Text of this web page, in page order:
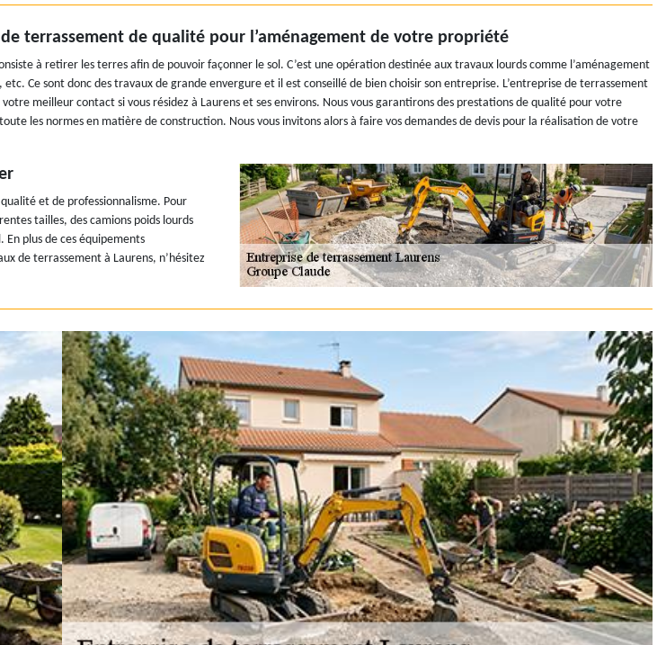
terrassement de qualité pour l’aménagement de votre propriété
à retirer les terres afin de pouvoir façonner le sol. C’est une opération destinée aux travaux lourds comme l’aménagement
etc. Ce sont donc des travaux de grande envergure et il est conseillé de bien choisir son entreprise. L’entreprise de terrassement
votre meilleur contact si vous résidez à Laurens et ses environs. Nous vous garantirons des prestations de qualité pour votre
les normes en matière de construction. Nous vous invitons alors à faire vos demandes de devis pour la réalisation de votre
et de professionnalisme. Pour
tailles, des camions poids lourds
plus de ces équipements
de terrassement à Laurens, n’hésitez